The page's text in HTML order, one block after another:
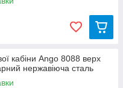
кабіни Ango 8088 верх
нержавіюча сталь